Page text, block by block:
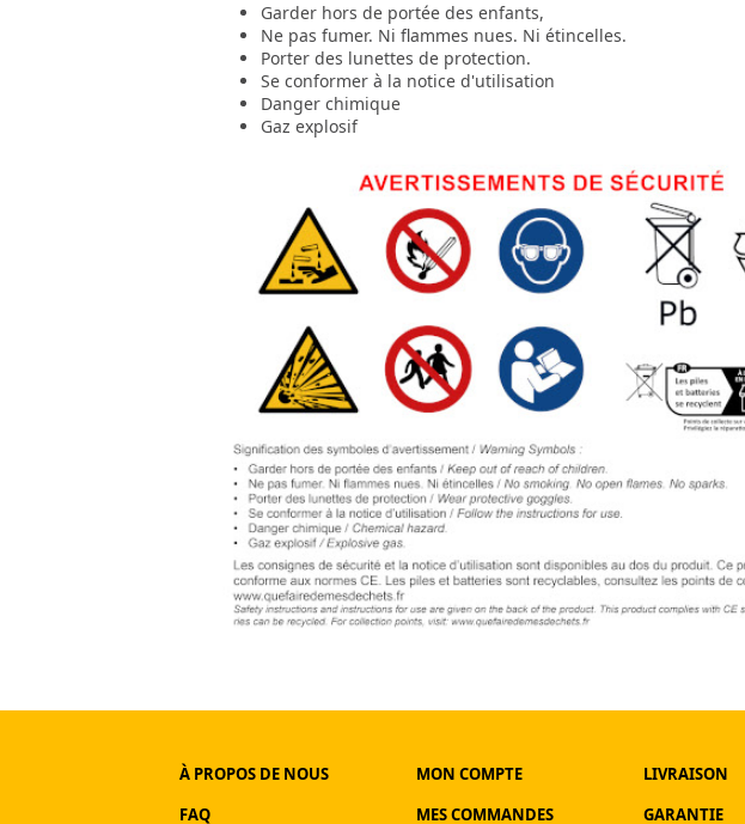
Garder hors de portée des enfants,
Ne pas fumer. Ni flammes nues. Ni étincelles.
Porter des lunettes de protection.
Se conformer à la notice d'utilisation
Danger chimique
Gaz explosif
À PROPOS DE NOUS
FAQ
MON COMPTE
MES COMMANDES
LIVRAISON
GARANTIE